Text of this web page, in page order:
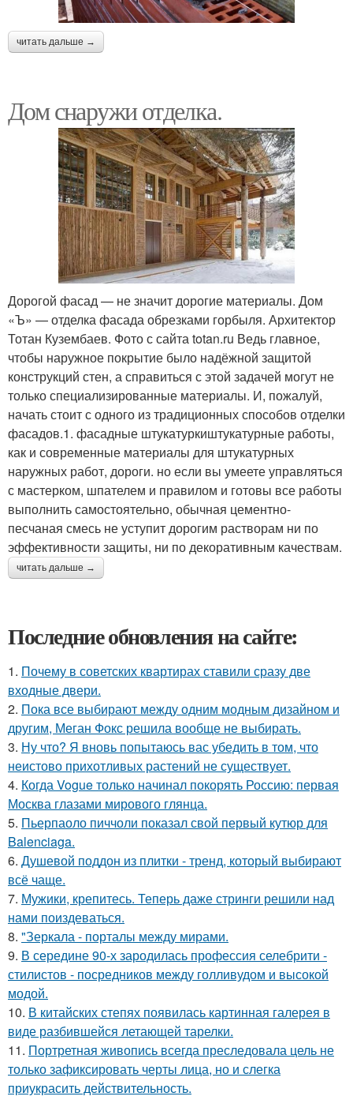
читать дальше →
Дом снаружи отделка.
Дорогой фасад — не значит дорогие материалы. Дом
«Ъ» — отделка фасада обрезками горбыля. Архитектор
Тотан Кузембаев. Фото с сайта totan.ru Ведь главное,
чтобы наружное покрытие было надёжной защитой
конструкций стен, а справиться с этой задачей могут не
только специализированные материалы. И, пожалуй,
начать стоит с одного из традиционных способов отделки
фасадов.1. фасадные штукатуркиштукатурные работы,
как и современные материалы для штукатурных
наружных работ, дороги. но если вы умеете управляться
с мастерком, шпателем и правилом и готовы все работы
выполнить самостоятельно, обычная цементно-
песчаная смесь не уступит дорогим растворам ни по
эффективности защиты, ни по декоративным качествам.
читать дальше →
Последние обновления на сайте:
1. Почему в советских квартирах ставили сразу две
входные двери.
2. Пока все выбирают между одним модным дизайном и
другим, Меган Фокс решила вообще не выбирать.
3. Ну что? Я вновь попытаюсь вас убедить в том, что
неистово прихотливых растений не существует.
4. Когда Vogue только начинал покорять Россию: первая
Москва глазами мирового глянца.
5. Пьерпаоло пиччоли показал свой первый кутюр для
Balenciaga.
6. Душевой поддон из плитки - тренд, который выбирают
всё чаще.
7. Мужики, крепитесь. Теперь даже стринги решили над
нами поиздеваться.
8. "Зеркала - порталы между мирами.
9. В середине 90-х зародилась профессия селебрити -
стилистов - посредников между голливудом и высокой
модой.
10. В китайских степях появилась картинная галерея в
виде разбившейся летающей тарелки.
11. Портретная живопись всегда преследовала цель не
только зафиксировать черты лица, но и слегка
приукрасить действительность.